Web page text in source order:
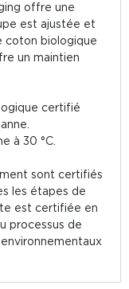
offre une
est ajustée et
coton biologique
un maintien
certifié
à 30 °C.
sont certifiés
les étapes de
est certifiée en
processus de